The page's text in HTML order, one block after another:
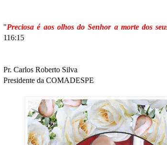
"Preciosa é aos olhos do Senhor a morte dos
116:15
Pr. Carlos Roberto Silva
Presidente da COMADESPE